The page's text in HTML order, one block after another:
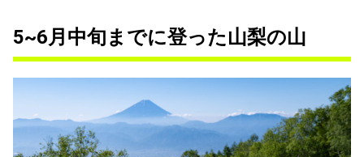
5~6月中旬までに登った山梨の山